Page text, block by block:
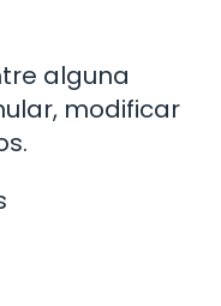
alguna
modificar